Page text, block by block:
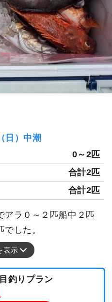
日）中潮
0～2匹
合計2匹
合計2匹
アラ０～２匹船中２匹
した。
表示
釣りプラン